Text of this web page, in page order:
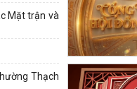
Mặt trận và
Thạch
Quyết định Về
và cung cấp
nhân...
Quyết định
hiện Dự án: